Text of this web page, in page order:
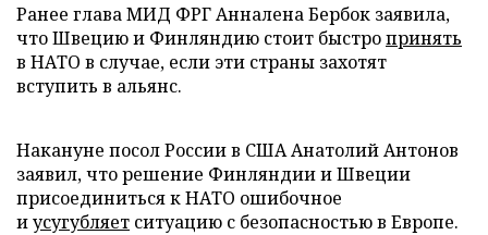
Ранее глава МИД ФРГ Анналена Бербок заявила,
что Швецию и Финляндию стоит быстропринять
в НАТО в случае, если эти страны захотят
вступить в альянс.
Накануне посол России в США Анатолий Антонов
заявил, что решение Финляндии и Швеции
присоединиться к НАТО ошибочное
иусугубляет ситуацию с безопасностью в Европе.